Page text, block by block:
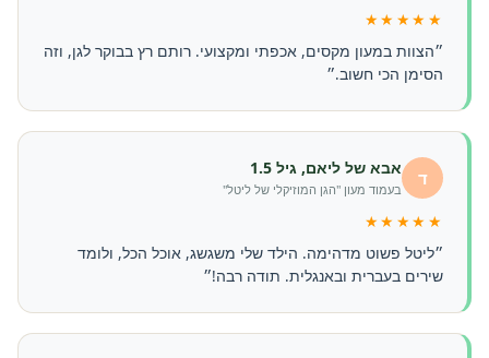
★★★★★
״הצוות במעון מקסים, אכפתי ומקצועי. רותם רץ בבוקר לגן, וזה
הסימן הכי חשוב.״
ד אבא של ליאם, גיל 1.5
בעמוד מעון "הגן המוזיקלי של ליטל"
★★★★★
״ליטל פשוט מדהימה. הילד שלי משגשג, אוכל הכל, ולומד
שירים בעברית ובאנגלית. תודה רבה!״